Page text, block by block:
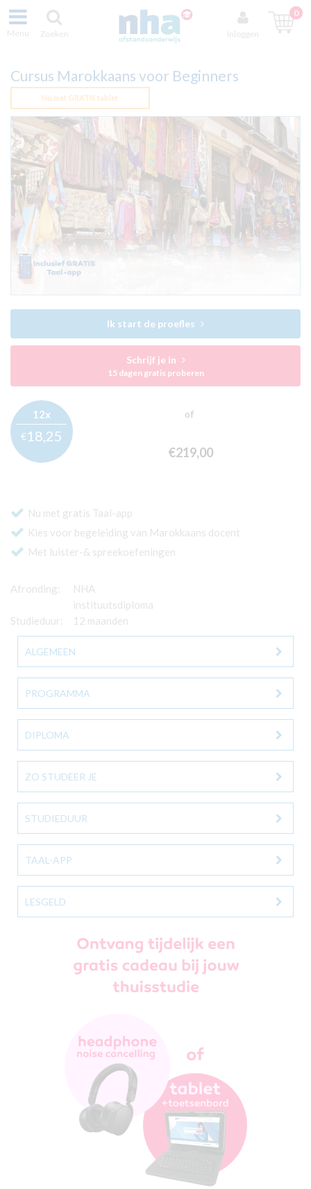
Menu Zoeken Inloggen
0
Cursus Marokkaans voor Beginners
Nú met GRATIS tablet
Ik start de proefles
Schrijf je in
15 dagen gratis proberen
12x
€18, 25
of
€219,00
Nu met gratis Taal-app
Kies voor begeleiding van Marokkaans docent
Met luister-& spreekoefeningen
Afronding:
NHA
instituutsdiploma
Studieduur:
12 maanden
ALGEMEEN
PROGRAMMA
DIPLOMA
ZO STUDEER JE
STUDIEDUUR
TAAL-APP
LESGELD